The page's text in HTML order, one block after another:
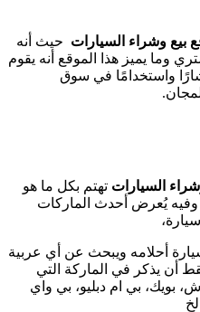
بيع وشراء السيارات حيث أنه
وما يميز هذا الموقع أنه يقوم
واستخدامًا في سوق
السيارات تهتم بكل ما هو
يُعرض أحدث الماركات
أحلامه ويبحث عن أي عربية
أن يذكر في الماركة التي
بويك، بي ام دبليو، بي واي